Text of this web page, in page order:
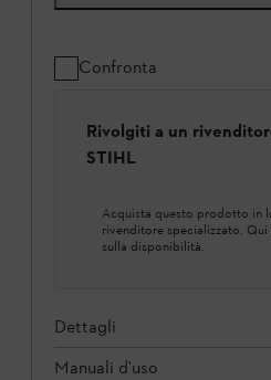
Confronta
Rivolgiti a un
STIHL
Acquista questo prodotto in
rivenditore specializzato.
sulla disponibilità.
Dettagli
Manuali d'uso